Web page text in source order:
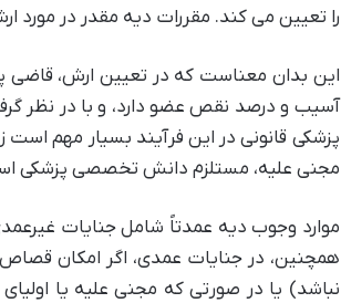
را تعیین می کند. مقررات دیه مقدر در مورد
این بدان معناست که در تعیین ارش، قاضی
آسیب و درصد نقص عضو دارد، و با در نظر
پزشکی قانونی در این فرآیند بسیار مهم است
مجنی علیه، مستلزم دانش تخصصی پزشکی
موارد وجوب دیه عمدتاً شامل جنایات
همچنین، در جنایات عمدی، اگر امکان
نباشد) یا در صورتی که مجنی علیه یا